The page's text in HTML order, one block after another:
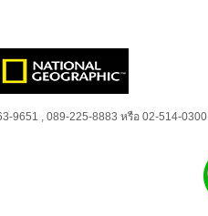
9651 , 089-225-8883 หรือ 02-514-0300